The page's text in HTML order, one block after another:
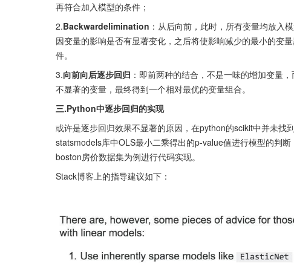
再符合加入模型的条件；
2.Backwardelimination ：从后向前，此时，所有变量均放入
因变量的影响是否有显著变化，之后将使影响减少的最小的变
件。
3.向前向后逐步回归 ：即前两种的结合，不是一味的增加变量
不显著的变量，最终得到一个相对最优的变量组合。
三.Python中逐步回归的实现
或许是逐步回归效果不显著的原因，在python的scikit中并未找
statsmodels库中OLS最小二乘得出的p-value值进行模型的判
boston房价数据集为例进行代码实现。
Stack博客上的指导建议如下：